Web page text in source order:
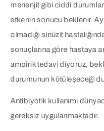
menenjit gibi ciddi
etkenin sonucu beklenir.
olmadığı sinüzit
sonuçlarına göre hastaya
ampirik tedavi diyoruz,
durumunun kötüleşeceği
Antibiyotik kullanımı
gereksiz uygulanmaktadır.